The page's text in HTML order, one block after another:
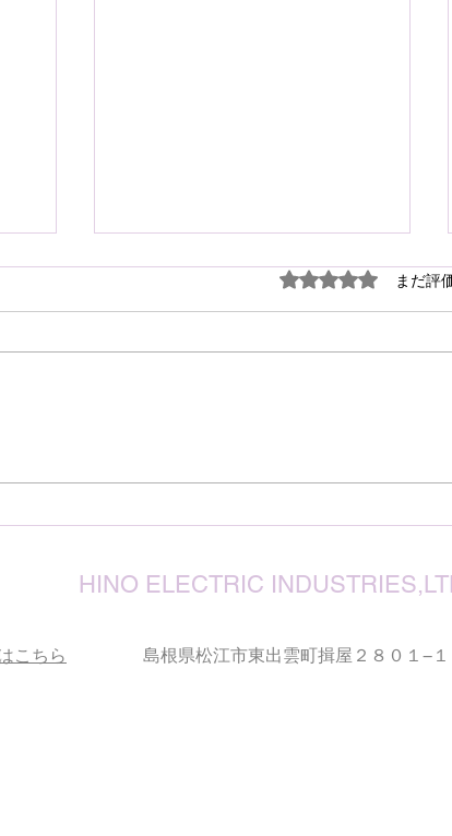
5つ星のうち0と評
まだ評
HINO ELECTRIC
こちら 島根県松江市東出雲町揖屋２８０１−１